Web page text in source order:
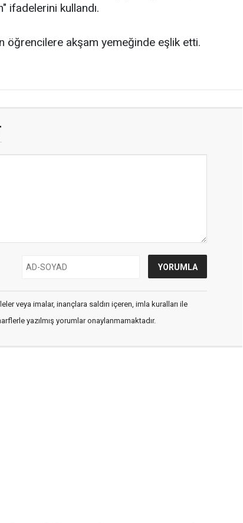
ifadelerini kullandı.
öğrencilere akşam yemeğinde eşlik etti.
veya imalar, inançlara saldırı içeren, imla kuralları ile
yazılmış yorumlar onaylanmamaktadır.